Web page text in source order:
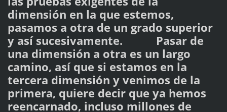
dimensión en la que estemos,
pasamos a otra de un grado superior
y así sucesivamente. Pasar de
una dimensión a otra es un largo
camino, así que si estamos en la
tercera dimensión y venimos de la
primera, quiere decir que ya hemos
reencarnado, incluso millones de